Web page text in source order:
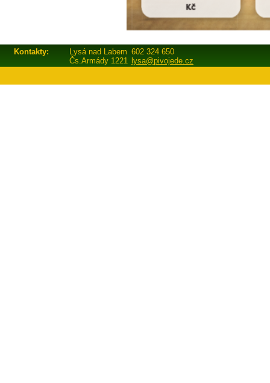
Kontakty: Lysá nad Labem 602 324 650
Čs.Armády 1221 lysa@pivojede.cz